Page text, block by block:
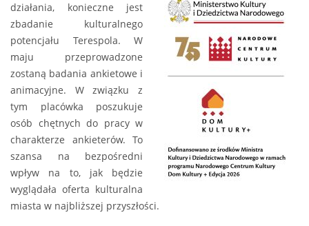
działania, konieczne jest
zbadanie kulturalnego
potencjału Terespola. W
maju przeprowadzone
zostaną badania ankietowe i
animacyjne. W związku z
tym placówka poszukuje
osób chętnych do pracy w
charakterze ankieterów. To
szansa na bezpośredni
wpływ na to, jak będzie
wyglądała oferta kulturalna
miasta w najbliższej przyszłości.